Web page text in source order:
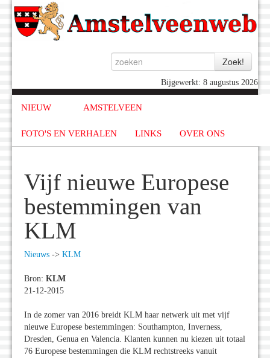
Bijgewerkt: 8 augustus 2026
NIEUW AMSTELVEEN
FOTO'S EN VERHALEN LINKS OVER ONS
Vijf nieuwe Europese
bestemmingen van
KLM
Nieuws -> KLM
Bron: KLM
21-12-2015
In de zomer van 2016 breidt KLM haar netwerk uit met vijf
nieuwe Europese bestemmingen: Southampton, Inverness,
Dresden, Genua en Valencia. Klanten kunnen nu kiezen uit totaal
76 Europese bestemmingen die KLM rechtstreeks vanuit